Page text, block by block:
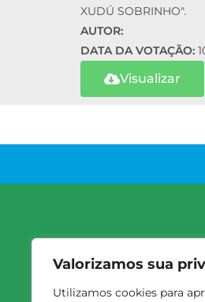
Valorizamos sua
Utilizamos cookies para
XUDÚ SOBRINHO".
AUTOR:
DATA DA VOTAÇÃO:
Visualizar